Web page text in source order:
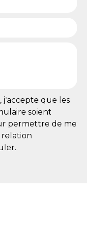
que les
soient
permettre de me
relation